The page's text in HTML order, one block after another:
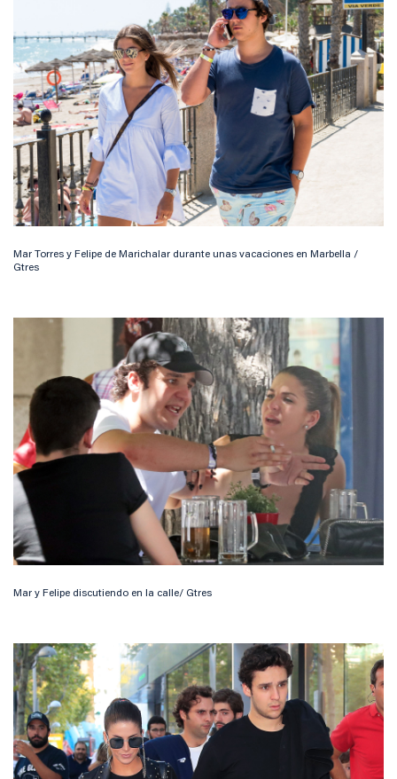
Mar Torres y Felipe de Marichalar durante unas vacaciones en Marbella /
Gtres
Mar y Felipe discutiendo en la calle/ Gtres